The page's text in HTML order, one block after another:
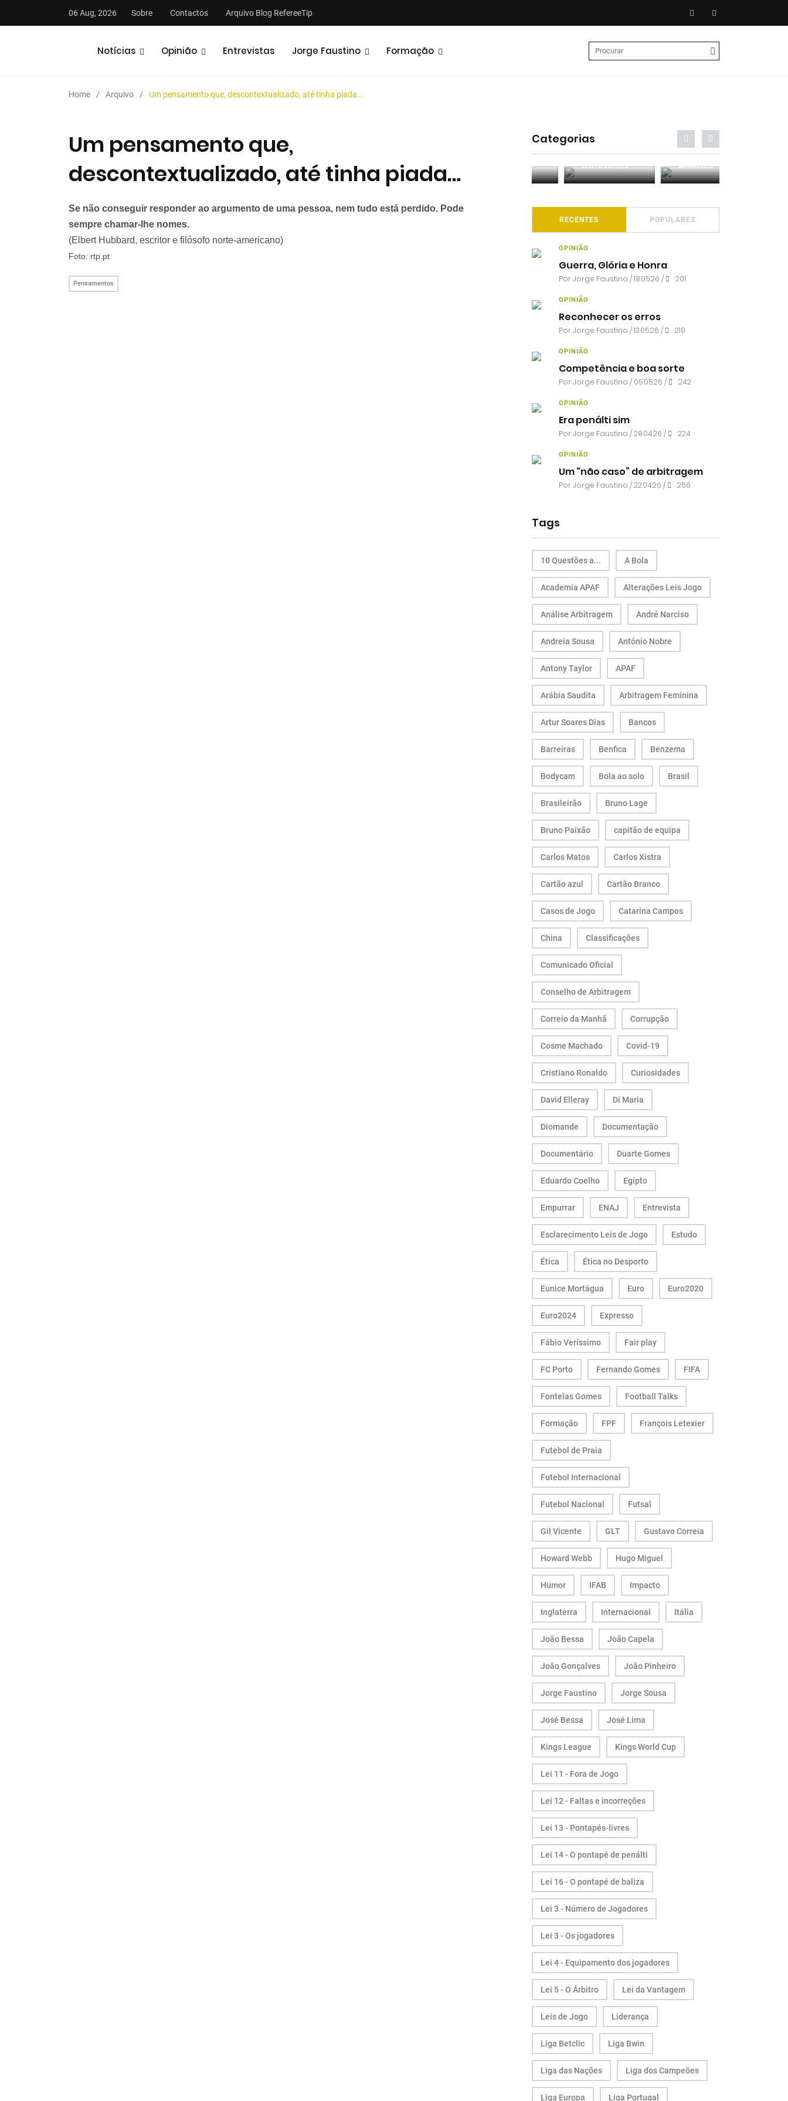
06 Aug, 2026 Sobre Contactos Arquivo Blog RefereeTip
Notícias Opinião Entrevistas Jorge Faustino Formação
Home Arquivo Um pensamento que, descontextualizado, até tinha piada…
Um pensamento que,
descontextualizado, até tinha piada…
Se não conseguir responder ao argumento de uma pessoa, nem tudo está perdido. Pode
sempre chamar-lhe nomes.
(Elbert Hubbard, escritor e filósofo norte-americano)
Foto: rtp.pt
Pensamentos
Categorias
Análises Podcasts Notícias Entrevistas Análises
RECENTES POPULARES
OPINIÃO
Guerra, Glória e Honra
PorJorge Faustino / 18.05.26 / 201
OPINIÃO
Reconhecer os erros
PorJorge Faustino / 13.05.26 / 219
OPINIÃO
Competência e boa sorte
PorJorge Faustino / 05.05.26 / 242
OPINIÃO
Era penálti sim
PorJorge Faustino / 28.04.26 / 224
OPINIÃO
Um “não caso” de arbitragem
PorJorge Faustino / 22.04.26 / 256
Tags
10 Questões a... A Bola
Academia APAF Alterações Leis Jogo
Análise Arbitragem André Narciso
Andreia Sousa António Nobre
Antony Taylor APAF
Arábia Saudita Arbitragem Feminina
Artur Soares Dias Bancos
Barreiras Benfica Benzema
Bodycam Bola ao solo Brasil
Brasileirão Bruno Lage
Bruno Paixão capitão de equipa
Carlos Matos Carlos Xistra
Cartão azul Cartão Branco
Casos de Jogo Catarina Campos
China Classificações
Comunicado Oficial
Conselho de Arbitragem
Correio da Manhã Corrupção
Cosme Machado Covid-19
Cristiano Ronaldo Curiosidades
David Elleray Di Maria
Diomande Documentação
Documentário Duarte Gomes
Eduardo Coelho Egipto
Empurrar ENAJ Entrevista
Esclarecimento Leis de Jogo Estudo
Ética Ética no Desporto
Eunice Mortágua Euro Euro2020
Euro2024 Expresso
Fábio Veríssimo Fair play
FC Porto Fernando Gomes FIFA
Fontelas Gomes Football Talks
Formação FPF François Letexier
Futebol de Praia
Futebol Internacional
Futebol Nacional Futsal
Gil Vicente GLT Gustavo Correia
Howard Webb Hugo Miguel
Humor IFAB Impacto
Inglaterra Internacional Itália
João Bessa João Capela
João Gonçalves João Pinheiro
Jorge Faustino Jorge Sousa
José Bessa José Lima
Kings League Kings World Cup
Lei 11 - Fora de Jogo
Lei 12 - Faltas e incorreções
Lei 13 - Pontapés-livres
Lei 14 - O pontapé de penálti
Lei 16 - O pontapé de baliza
Lei 3 - Número de Jogadores
Lei 3 - Os jogadores
Lei 4 - Equipamento dos jogadores
Lei 5 - O Árbitro Lei da Vantagem
Leis de Jogo Liderança
Liga Betclic Liga Bwin
Liga das Nações Liga dos Campeões
Liga Europa Liga Portugal